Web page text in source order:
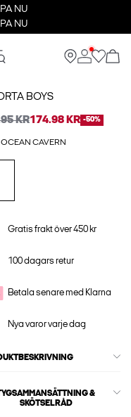
NU
NU
BOYS
KR174.98 KR -50%
CAVERN
Gratis frakt över 450 kr
100 dagars retur
Betala senare med Klarna
Nya varor varje dag
&
SKÖTSELRÅD